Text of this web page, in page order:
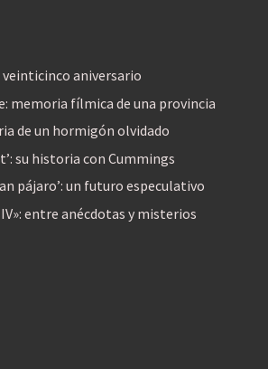
veinticinco aniversario
memoria fílmica de una provincia
de un hormigón olvidado
su historia con Cummings
pájaro’: un futuro especulativo
entre anécdotas y misterios